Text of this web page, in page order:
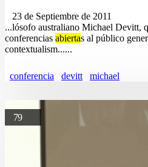
23 de Septiembre de 2011
...lósofo australiano Michael Devitt,
conferencias abiertas al público
contextualism......
conferencia devitt michael
79